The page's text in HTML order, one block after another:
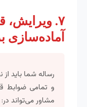
۷. ویرایش،
آماده‌سازی
رساله شما باید از
و تمامی ضوابط
مشاور می‌تواند در: